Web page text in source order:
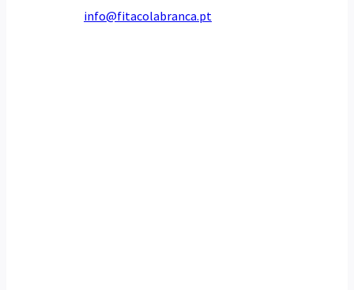
info@fitacolabranca.pt